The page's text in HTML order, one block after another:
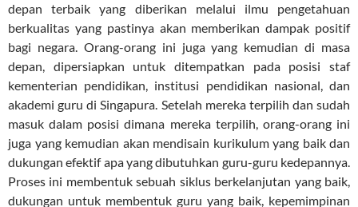
depan terbaik yang diberikan melalui ilmu pengetahuan
berkualitas yang pastinya akan memberikan dampak positif
bagi negara. Orang-orang ini juga yang kemudian di masa
depan, dipersiapkan untuk ditempatkan pada posisi staf
kementerian pendidikan, institusi pendidikan nasional, dan
akademi guru di Singapura. Setelah mereka terpilih dan sudah
masuk dalam posisi dimana mereka terpilih, orang-orang ini
juga yang kemudian akan mendisain kurikulum yang baik dan
dukungan efektif apa yang dibutuhkan guru-guru kedepannya.
Proses ini membentuk sebuah siklus berkelanjutan yang baik,
dukungan untuk membentuk guru yang baik, kepemimpinan